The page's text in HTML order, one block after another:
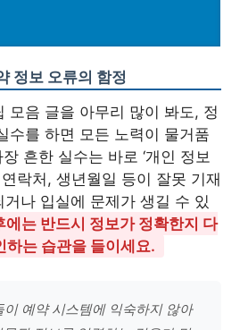
정보 오류의 함정
모음 글을 아무리 많이 봐도, 정
수를 하면 모든 노력이 물거품
흔한 실수는 바로 ‘개인 정보
락처, 생년월일 등이 잘못 기재
나 입실에 문제가 생길 수 있
에는 반드시 정보가 정확한지 다
하는 습관을 들이세요.
이 예약 시스템에 익숙하지 않아